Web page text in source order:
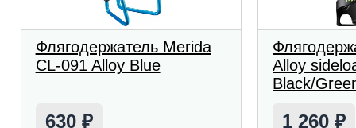
Флягодержатель Merida
CL-091 Alloy Blue
630 ₽
Alloy
Black/
1 260₽